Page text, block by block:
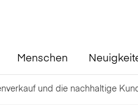
Menschen
und die nachhaltige